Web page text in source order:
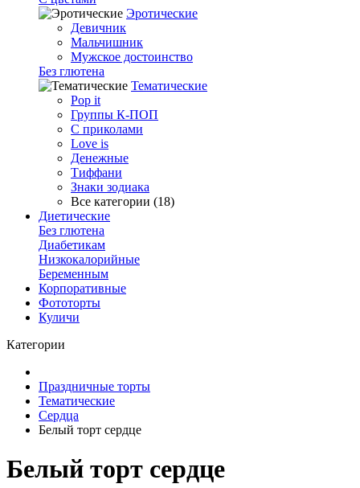
Эротические
Девичник
Мальчишник
Мужское достоинство
Без глютена
Тематические
Pop it
Группы К-ПОП
С приколами
Love is
Денежные
Тиффани
Знаки зодиака
Все категории (18)
Диетические
Без глютена
Диабетикам
Низкокалорийные
Беременным
Корпоративные
Фототорты
Куличи
Категории
Праздничные торты
Тематические
Сердца
Белый торт сердце
Белый торт сердце